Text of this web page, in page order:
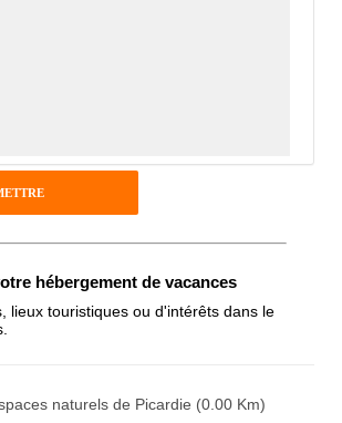
font 7x4 (en
hébergement de vacances
lieux touristiques ou d'intérêts dans le
naturels de Picardie (0.00 Km)